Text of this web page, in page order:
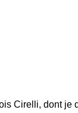
Cirelli, dont je